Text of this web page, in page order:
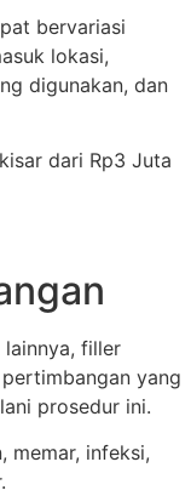
bervariasi
lokasi,
digunakan, dan
dari Rp3 Juta
filler
yang
prosedur ini.
memar, infeksi,